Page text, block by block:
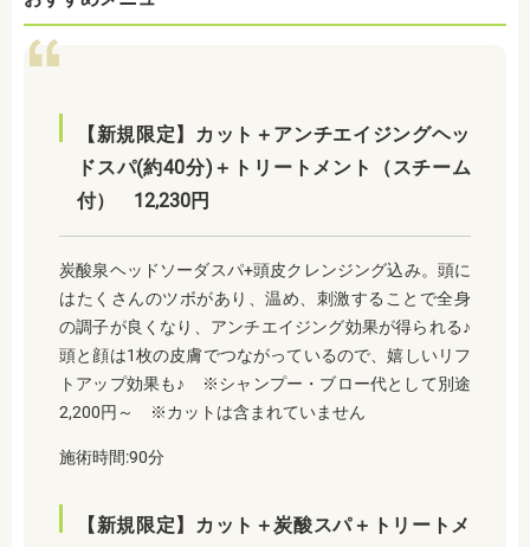
【新規限定】カット＋アンチエイジングヘッ
ドスパ(約40分)＋トリートメント（スチーム
付） 12,230円
炭酸泉ヘッドソーダスパ+頭皮クレンジング込み。頭に
はたくさんのツボがあり、温め、刺激することで全身
の調子が良くなり、アンチエイジング効果が得られる♪
頭と顔は1枚の皮膚でつながっているので、嬉しいリフ
トアップ効果も♪ ※シャンプー・ブロー代として別途
2,200円～ ※カットは含まれていません
施術時間:90分
【新規限定】カット＋炭酸スパ＋トリートメ